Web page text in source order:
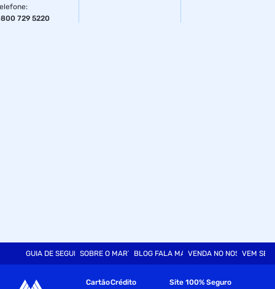
:
729 5220
GUIA DE SEGURANÇASOBRE O MARTINSBLOG FALA MARTVENDA NO NOSSO SITE
VEM SER
CartãoCrédito Site 100% Seguro